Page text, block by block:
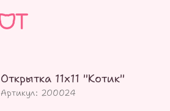
Открытка 11х11 "Котик"
Артикул: 200024